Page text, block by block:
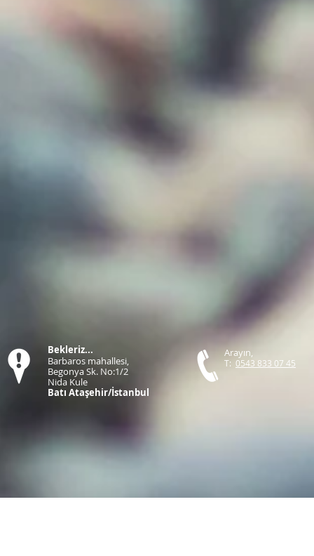
Bekleriz...
Barbaros mahallesi,
Begonya Sk. No:1/2
Nida Kule
Batı Ataşehir/İstanbul
Arayın,
T: 0543 833 07 45